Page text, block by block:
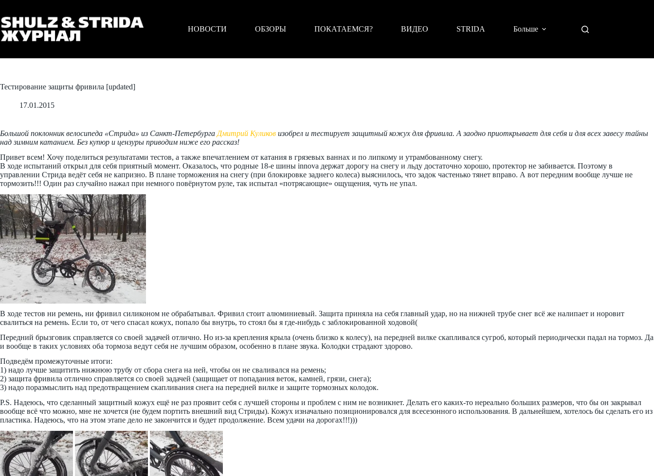
сути
НОВОСТИ
ОБЗОРЫ ПОКАТАЕМСЯ? ВИДЕО STRIDA Больше
Тестирование защиты фривила [updated]
17.01.2015
Большой поклонник велосипеда «Стрида» из Санкт-Петербурга Дмитрий Куликов изобрел и тестирует защитный кожух для фривила. А заодно приоткрывает для себя и для всех завесу тайны
над зимним катанием. Без купюр и цензуры приводим ниже его рассказ!
Привет всем! Хочу поделиться результатами тестов, а также впечатлением от катания в грязевых ваннах и по липкому и утрамбованному снегу.
В ходе испытаний открыл для себя приятный момент. Оказалось, что родные 18-е шины innova держат дорогу на снегу и льду достаточно хорошо, протектор не забивается. Поэтому в
управлении Стрида ведёт себя не капризно. В плане торможения на снегу (при блокировке заднего колеса) выяснилось, что задок частенько тянет вправо. А вот передним вообще лучше не
тормозить!!! Один раз случайно нажал при немного повёрнутом руле, так испытал «потрясающие» ощущения, чуть не упал.
В ходе тестов ни ремень, ни фривил силиконом не обрабатывал. Фривил стоит алюминиевый. Защита приняла на себя главный удар, но на нижней трубе снег всё же налипает и норовит
свалиться на ремень. Если то, от чего спасал кожух, попало бы внутрь, то стоял бы я где-нибудь с заблокированной ходовой(
Передний брызговик справляется со своей задачей отлично. Но из-за крепления крыла (очень близко к колесу), на передней вилке скапливался сугроб, который периодически падал на тормоз. Да
и вообще в таких условиях оба тормоза ведут себя не лучшим образом, особенно в плане звука. Колодки страдают здорово.
Подведём промежуточные итоги:
1) надо лучше защитить нижнюю трубу от сбора снега на ней, чтобы он не сваливался на ремень;
2) защита фривила отлично справляется со своей задачей (защищает от попадания веток, камней, грязи, снега);
3) надо поразмыслить над предотвращением скапливания снега на передней вилке и защите тормозных колодок.
P.S. Надеюсь, что сделанный защитный кожух ещё не раз проявит себя с лучшей стороны и проблем с ним не возникнет. Делать его каких-то нереально больших размеров, что бы он закрывал
вообще всё что можно, мне не хочется (не будем портить внешний вид Стриды). Кожух изначально позиционировался для всесезонного использования. В дальнейшем, хотелось бы сделать его из
пластика. Надеюсь, что на этом этапе дело не закончится и будет продолжение. Всем удачи на дорогах!!!)))